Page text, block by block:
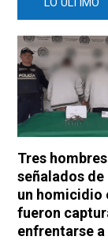
LO ÚLTIMO
Tres hombres
señalados
un homicidio
fueron
enfrentarse